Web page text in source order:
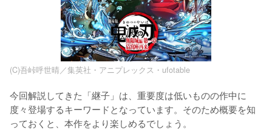
(C)吾峠呼世晴／集英社・アニプレックス・ufotable
今回解説してきた「継子」は、重要度は低いものの作中に
度々登場するキーワードとなっています。そのため概要を知
っておくと、本作をより楽しめるでしょう。